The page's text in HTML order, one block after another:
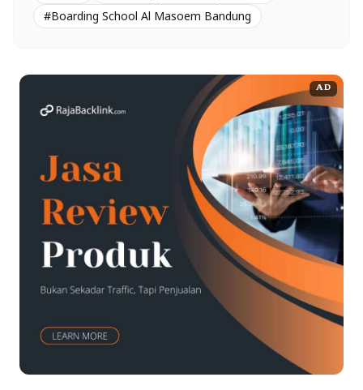
#Boarding School Al Masoem Bandung
AD